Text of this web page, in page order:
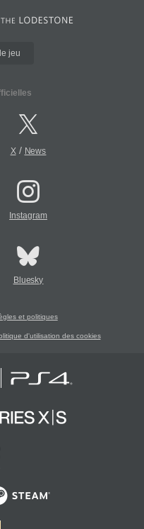
jeu
X/ News
Instagram
Bluesky
et politiques
d'utilisation des cookies